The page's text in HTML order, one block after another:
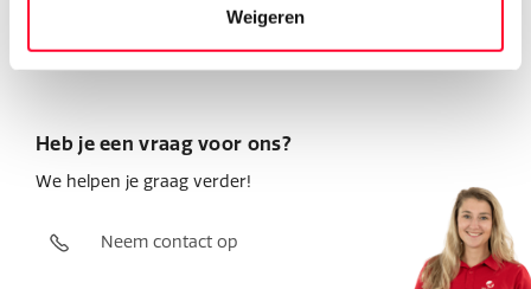
Weigeren
Heb je een vraag voor ons?
We helpen je graag verder!
Neem contact op
uit 10.000+ beoordelingen